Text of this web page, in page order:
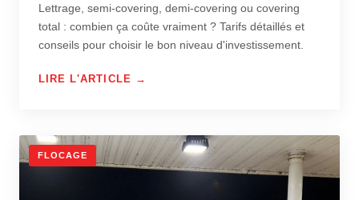
Lettrage, semi-covering, demi-covering ou covering
total : combien ça coûte vraiment ? Tarifs détaillés et
conseils pour choisir le bon niveau d'investissement.
LIRE L'ARTICLE →
FLOCAGE